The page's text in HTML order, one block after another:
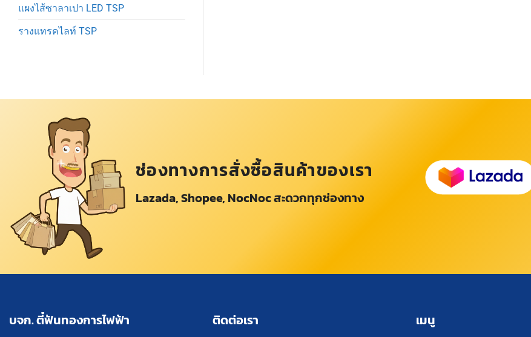
แผงไส้ซาลาเปา LED TSP
รางแทรคไลท์ TSP
ช่องทางการสั่งซื้อสินค้าของเรา
Lazada, Shopee, NocNoc สะดวกทุกช่องทาง
บจก. ตี๋ฟันทองการไฟฟ้า ติดต่อเรา เมนู